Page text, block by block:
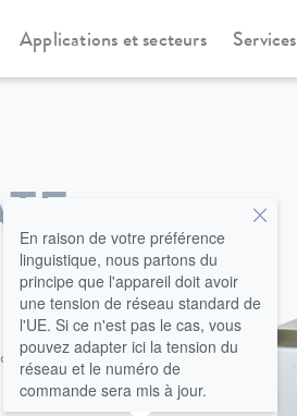
Applications et secteurs Services
Proline Kryomate
à l'eau, offrent de
En raison de votre préférence
linguistique, nous partons du
principe que l'appareil doit avoir
une tension de réseau standard de
l'UE. Si ce n'est pas le cas, vous
pouvez adapter ici la tension du
réseau et le numéro de
commande sera mis à jour.